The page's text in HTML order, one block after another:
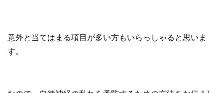
意外と当てはまる項目が多い方もいらっしゃると思いま
す。